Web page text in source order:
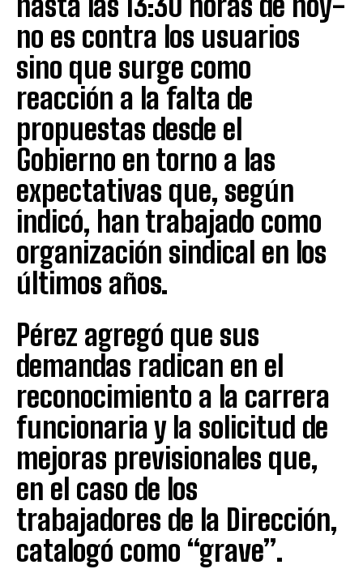
no es contra los usuarios
sino que surge como
reacción a la falta de
propuestas desde el
Gobierno en torno a las
expectativas que, según
indicó, han trabajado como
organización sindical en los
últimos años.
Pérez agregó que sus
demandas radican en el
reconocimiento a la carrera
funcionaria y la solicitud de
mejoras previsionales que,
en el caso de los
trabajadores de la Dirección,
catalogó como “grave”.